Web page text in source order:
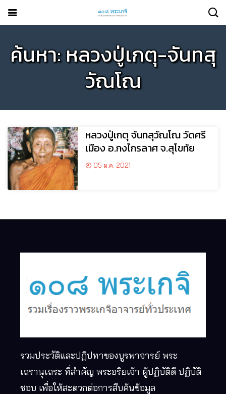
ค้นหา: หลวงปู่เกตุ-จันทสุ
วัณโณ
หลวงปู่เกตุ จันทสุวัณโณ วัดศรี
เมือง อ.กงไกรลาศ จ.สุโขทัย
05 ม.ค. 2021
รวมประวัติและปฏิปทาของบูรพาจารย์ พระ
เถรานุเถระ ที่สำคัญ พระอริยเจ้า ผู้ปฏิบัติดี ปฏิบัติ
ชอบ เพื่อให้สะดวกต่อการสืบค้นข้อมูล